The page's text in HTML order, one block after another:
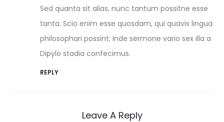
Sed quanta sit alias, nunc tantum possitne esse
tanta. Scio enim esse quosdam, qui quavis lingua
philosophari possint; Inde sermone vario sex illa a
Dipylo stadia confecimus.
REPLY
Leave A Reply